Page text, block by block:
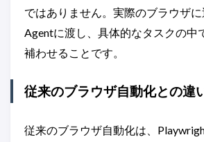
ではありません。実際のブラウザ
Agentに渡し、具体的なタスクの中
補わせることです。
従来のブラウザ自動化との違
従来のブラウザ自動化は、